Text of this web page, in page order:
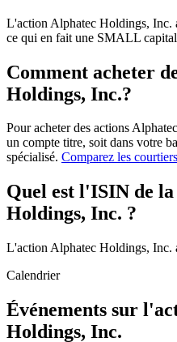
L'action Alphatec Holdings, Inc.
ce qui en fait une SMALL
Comment acheter
Holdings, Inc.?
Pour acheter des actions
un compte titre, soit dans votre
spécialisé. Comparez les
Quel est l'ISIN de
Holdings, Inc. ?
L'action Alphatec Holdings, Inc.
Calendrier
Événements sur
Holdings, Inc.